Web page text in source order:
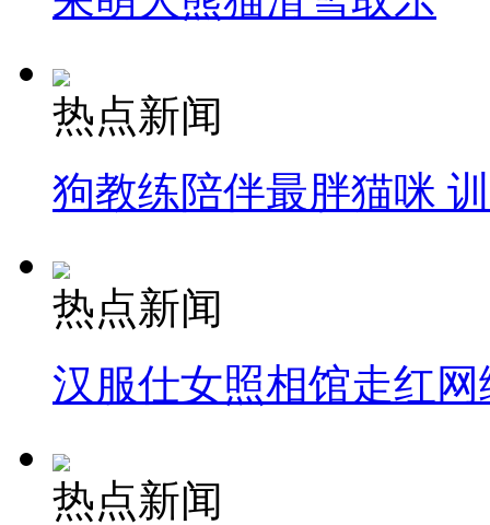
热点新闻
狗教练陪伴最胖猫咪
热点新闻
汉服仕女照相馆走红网
热点新闻